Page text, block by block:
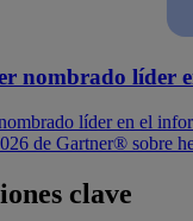
nombrado líder
líder en el
de Gartner® sobre
clave